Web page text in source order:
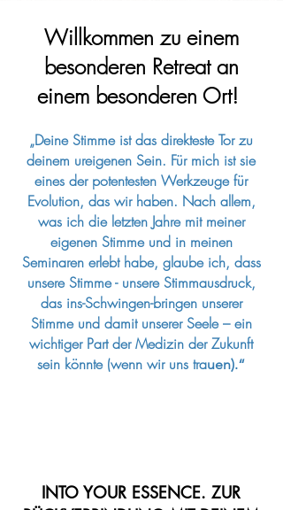
Willkommen zu einem
besonderen Retreat an
einem besonderen Ort!
„Deine Stimme ist das direkteste Tor zu
deinem ureigenen Sein. Für mich ist sie
eines der potentesten Werkzeuge für
Evolution, das wir haben. Nach allem,
was ich die letzten Jahre mit meiner
eigenen Stimme und in meinen
Seminaren erlebt habe, glaube ich, dass
unsere Stimme - unsere Stimmausdruck,
das ins-Schwingen-bringen unserer
Stimme und damit unserer Seele – ein
wichtiger Part der Medizin der Zukunft
sein könnte (wenn wir uns trauen).“
INTO YOUR ESSENCE. ZUR